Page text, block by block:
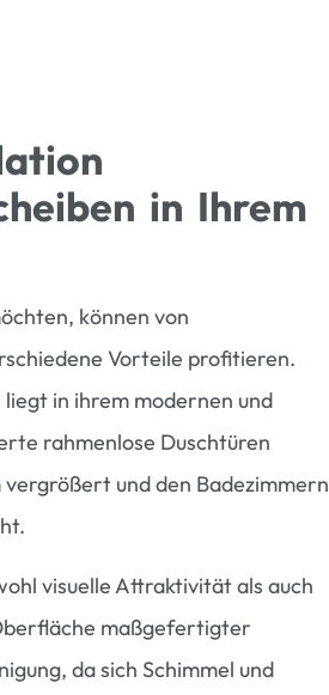
in Ihrem
können von
Vorteile profitieren.
in ihrem modernen und
rahmenlose Duschtüren
und den Badezimmern
visuelle Attraktivität als auch
maßgefertigter
da sich Schimmel und